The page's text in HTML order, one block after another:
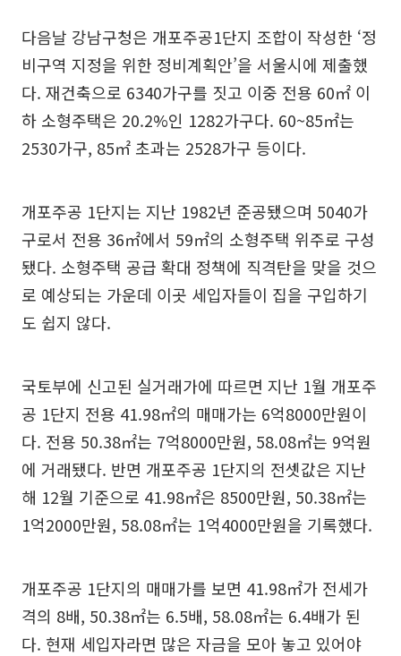
다음날 강남구청은 개포주공1단지 조합이 작성한 ‘정
비구역 지정을 위한 정비계획안’을 서울시에 제출했
다. 재건축으로 6340가구를 짓고 이중 전용 60㎡ 이
하 소형주택은 20.2%인 1282가구다. 60~85㎡는
2530가구, 85㎡ 초과는 2528가구 등이다.
개포주공 1단지는 지난 1982년 준공됐으며 5040가
구로서 전용 36㎡에서 59㎡의 소형주택 위주로 구성
됐다. 소형주택 공급 확대 정책에 직격탄을 맞을 것으
로 예상되는 가운데 이곳 세입자들이 집을 구입하기
도 쉽지 않다.
국토부에 신고된 실거래가에 따르면 지난 1월 개포주
공 1단지 전용 41.98㎡의 매매가는 6억8000만원이
다. 전용 50.38㎡는 7억8000만원, 58.08㎡는 9억원
에 거래됐다. 반면 개포주공 1단지의 전셋값은 지난
해 12월 기준으로 41.98㎡은 8500만원, 50.38㎡는
1억2000만원, 58.08㎡는 1억4000만원을 기록했다.
개포주공 1단지의 매매가를 보면 41.98㎡가 전세가
격의 8배, 50.38㎡는 6.5배, 58.08㎡는 6.4배가 된
다. 현재 세입자라면 많은 자금을 모아 놓고 있어야